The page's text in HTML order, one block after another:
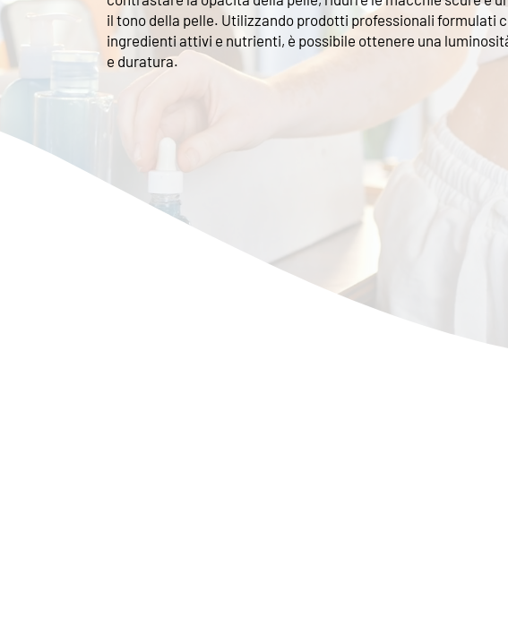
il tono della pelle. Utilizzando prodotti professionali formulati
ingredienti attivi e nutrienti, è possibile ottenere una
e duratura.